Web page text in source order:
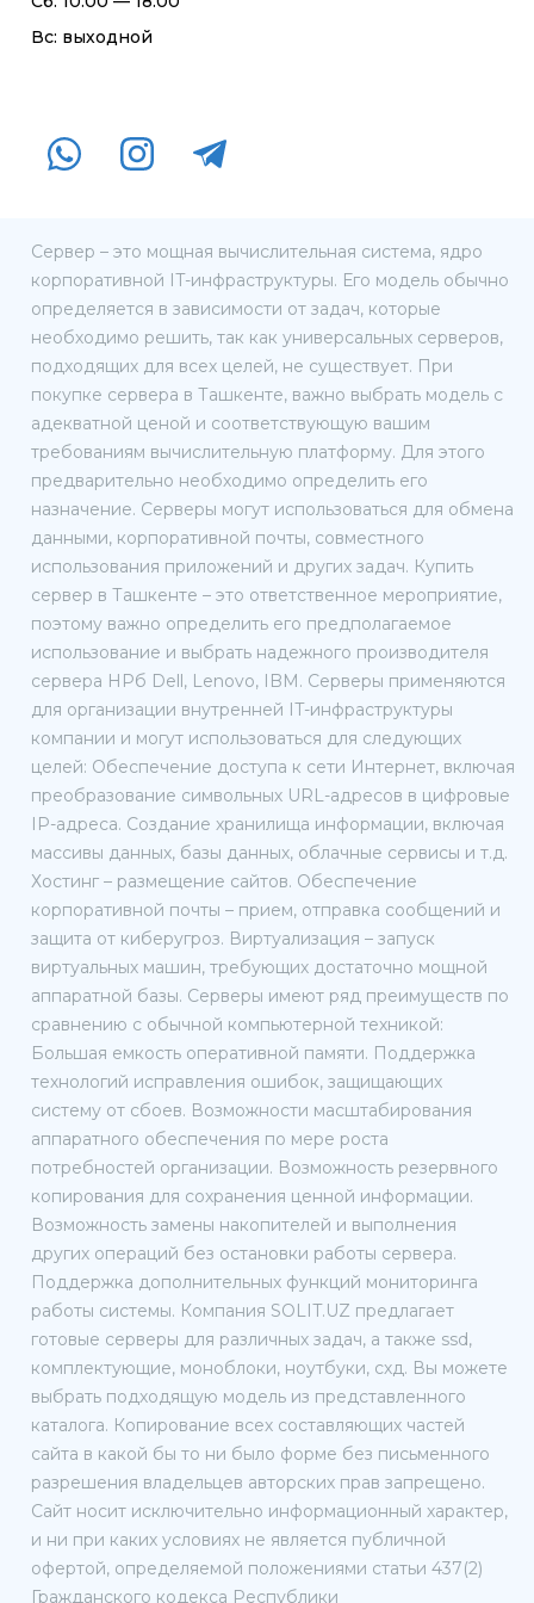
Вс: выходной
Сервер – это мощная вычислительная система, ядро
корпоративной IT-инфраструктуры. Его модель обычно
определяется в зависимости от задач, которые
необходимо решить, так как универсальных серверов,
подходящих для всех целей, не существует. При
покупке сервера в Ташкенте, важно выбрать модель с
адекватной ценой и соответствующую вашим
требованиям вычислительную платформу. Для этого
предварительно необходимо определить его
назначение. Серверы могут использоваться для обмена
данными, корпоративной почты, совместного
использования приложений и других задач. Купить
сервер в Ташкенте – это ответственное мероприятие,
поэтому важно определить его предполагаемое
использование и выбрать надежного производителя
сервера HPб Dell, Lenovo, IBM. Серверы применяются
для организации внутренней IT-инфраструктуры
компании и могут использоваться для следующих
целей: Обеспечение доступа к сети Интернет, включая
преобразование символьных URL-адресов в цифровые
IP-адреса. Создание хранилища информации, включая
массивы данных, базы данных, облачные сервисы и т.д.
Хостинг – размещение сайтов. Обеспечение
корпоративной почты – прием, отправка сообщений и
защита от киберугроз. Виртуализация – запуск
виртуальных машин, требующих достаточно мощной
аппаратной базы. Серверы имеют ряд преимуществ по
сравнению с обычной компьютерной техникой:
Большая емкость оперативной памяти. Поддержка
технологий исправления ошибок, защищающих
систему от сбоев. Возможности масштабирования
аппаратного обеспечения по мере роста
потребностей организации. Возможность резервного
копирования для сохранения ценной информации.
Возможность замены накопителей и выполнения
других операций без остановки работы сервера.
Поддержка дополнительных функций мониторинга
работы системы. Компания SOLIT.UZ предлагает
готовые серверы для различных задач, а также ssd,
комплектующие, моноблоки, ноутбуки, схд. Вы можете
выбрать подходящую модель из представленного
каталога. Копирование всех составляющих частей
сайта в какой бы то ни было форме без письменного
разрешения владельцев авторских прав запрещено.
Сайт носит исключительно информационный характер,
и ни при каких условиях не является публичной
офертой, определяемой положениями статьи 437(2)
Гражданского кодекса Республики